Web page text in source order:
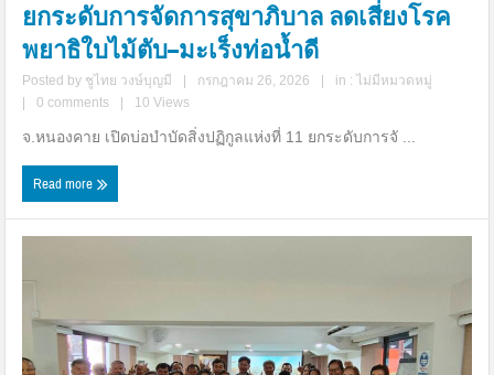
ยกระดับการจัดการสุขาภิบาล ลดเสี่ยงโรค
พยาธิใบไม้ตับ–มะเร็งท่อน้ำดี
Posted by ชูไทย วงษ์บุญมี กรกฎาคม 26, 2026 in :ไม่มีหมวดหมู่
0 comments 10 Views
จ.หนองคาย เปิดบ่อบำบัดสิ่งปฏิกูลแห่งที่ 11 ยกระดับการจั ...
Read more